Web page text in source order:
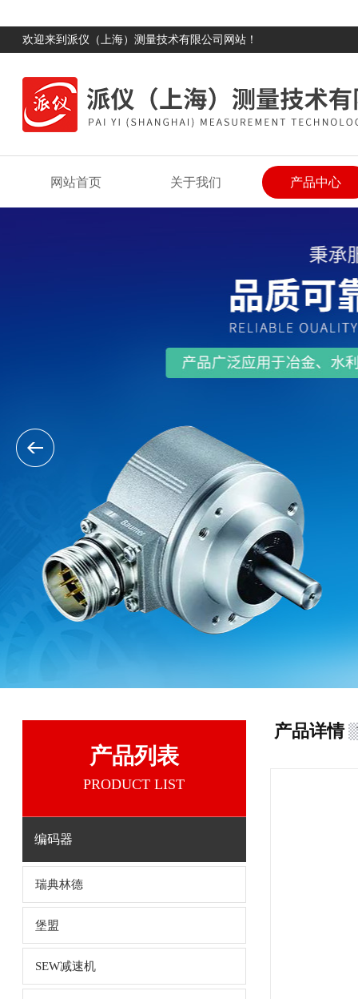
欢迎来到派仪（上海）测量技术有限公司网站！
网站首页 关于我们 产品中心
产品列表
PRODUCT LIST
编码器
瑞典林德
堡盟
SEW减速机
产品详情